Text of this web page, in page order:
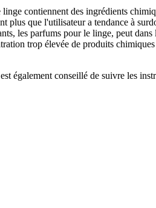
contiennent des ingrédients
plus que l'utilisateur a tendance à
les parfums pour le linge, peut dans
trop élevée de produits
également conseillé de suivre les